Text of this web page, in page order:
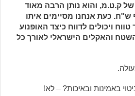
של ק.ט.מ, והוא נותן הרבה מאוד
כסף – 60 אלף ש"ח. כעת אנחנו מסיימים איתו
ויכולים לדווח כיצד האופנוע
והאקלים הישראלי לאורך כל
באמינות ובאיכות? – לא!